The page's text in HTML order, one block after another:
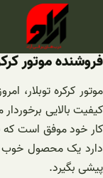
فروشنده موتور
موتور کرکره توبلار،
کیفیت بالایی
کار خود موفق است که
دارد یک محصول خوب
پیشی بگیرد.